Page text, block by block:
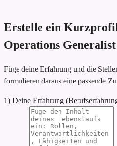
Erstelle ein
Operations Generalist
Füge deine Erfahrung und die
formulieren daraus eine passende
1) Deine Erfahrung